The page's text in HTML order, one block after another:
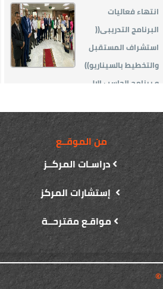
من الموقــع
دراسـات المركــز
إستشارات المركز
مواقـع مقترحــة